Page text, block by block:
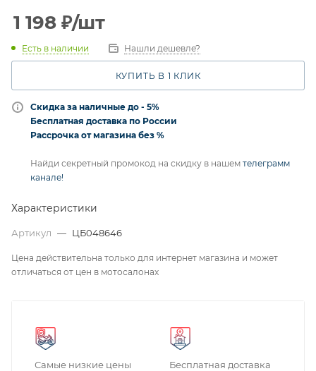
1 198 ₽/шт
Есть в наличии Нашли дешевле?
КУПИТЬ В 1 КЛИК
Скидка за наличные до - 5%
Бесплатная доставка по России
Рассрочка от магазина без %
Найди секретный промокод на скидку в нашем телеграмм
канале!
Характеристики
Артикул — ЦБ048646
Цена действительна только для интернет магазина и может
отличаться от цен в мотосалонах
Самые низкие цены
Бесплатная доставка